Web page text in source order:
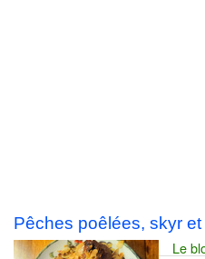
Pêches poêlées, skyr
Le